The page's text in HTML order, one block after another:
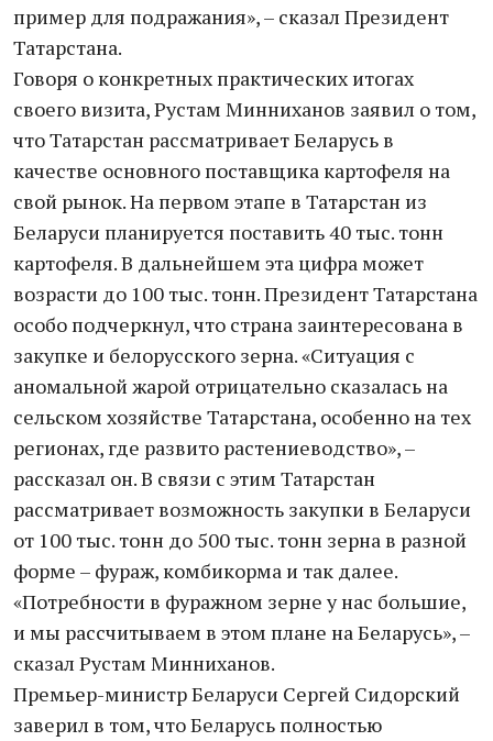
пример для подражания», – сказал Президент
Татарстана.
Говоря о конкретных практических итогах
своего визита, Рустам Минниханов заявил о том,
что Татарстан рассматривает Беларусь в
качестве основного поставщика картофеля на
свой рынок. На первом этапе в Татарстан из
Беларуси планируется поставить 40 тыс. тонн
картофеля. В дальнейшем эта цифра может
возрасти до 100 тыс. тонн. Президент Татарстана
особо подчеркнул, что страна заинтересована в
закупке и белорусского зерна. «Ситуация с
аномальной жарой отрицательно сказалась на
сельском хозяйстве Татарстана, особенно на тех
регионах, где развито растениеводство», –
рассказал он. В связи с этим Татарстан
рассматривает возможность закупки в Беларуси
от 100 тыс. тонн до 500 тыс. тонн зерна в разной
форме – фураж, комбикорма и так далее.
«Потребности в фуражном зерне у нас большие,
и мы рассчитываем в этом плане на Беларусь», –
сказал Рустам Минниханов.
Премьер-министр Беларуси Сергей Сидорский
заверил в том, что Беларусь полностью